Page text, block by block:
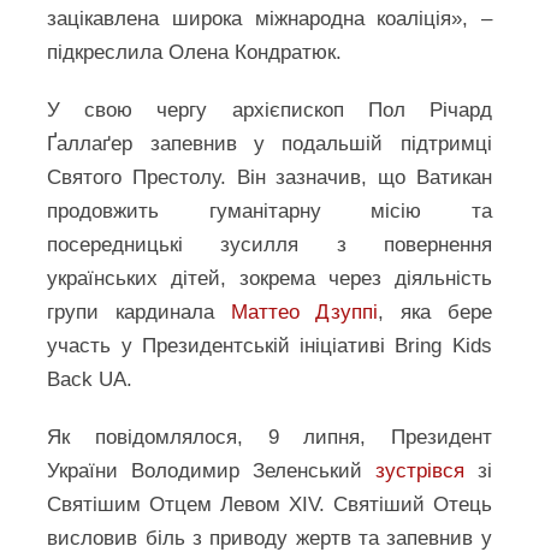
зацікавлена широка міжнародна коаліція», –
підкреслила Олена Кондратюк.
У свою чергу архієпископ Пол Річард
Ґаллаґер запевнив у подальшій підтримці
Святого Престолу. Він зазначив, що Ватикан
продовжить гуманітарну місію та
посередницькі зусилля з повернення
українських дітей, зокрема через діяльність
групи кардинала
Маттео Дзуппі, яка бере
участь у Президентській ініціативі Bring Kids
Back UA.
Як повідомлялося, 9 липня, Президент
України Володимир Зеленський зустрівся зі
Святішим Отцем Левом XIV. Святіший Отець
висловив біль з приводу жертв та запевнив у